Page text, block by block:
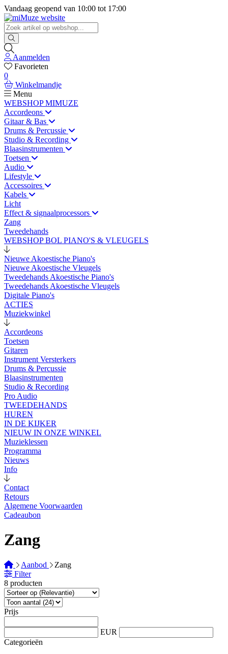
Vandaag geopend van 10:00 tot 17:00
Aanmelden
Favorieten
0
Winkelmandje
Menu
WEBSHOP MIMUZE
Accordeons
Gitaar & Bas
Drums & Percussie
Studio & Recording
Blaasinstrumenten
Toetsen
Audio
Lifestyle
Accessoires
Kabels
Licht
Effect & signaalprocessors
Zang
Tweedehands
WEBSHOP BOL PIANO'S & VLEUGELS
Nieuwe Akoestische Piano's
Nieuwe Akoestische Vleugels
Tweedehands Akoestische Piano's
Tweedehands Akoestische Vleugels
Digitale Piano's
ACTIES
Muziekwinkel
Accordeons
Toetsen
Gitaren
Instrument Versterkers
Drums & Percussie
Blaasinstrumenten
Studio & Recording
Pro Audio
TWEEDEHANDS
HUREN
IN DE KIJKER
NIEUW IN ONZE WINKEL
Muzieklessen
Programma
Nieuws
Info
Contact
Retours
Algemene Voorwaarden
Cadeaubon
Zang
Aanbod
Zang
Filter
8 producten
Prijs
EUR
Categorieën